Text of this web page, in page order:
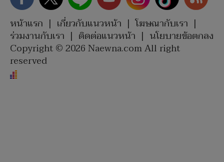
หน้าแรก | เกี่ยวกับแนวหน้า | โฆษณากับเรา |
ร่วมงานกับเรา | ติดต่อแนวหน้า | นโยบายข้อตกลง
Copyright © 2026 Naewna.com All right
reserved